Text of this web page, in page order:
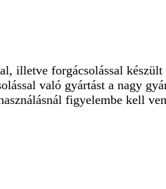
illetve forgácsolással
való gyártást a nagy
figyelembe kell